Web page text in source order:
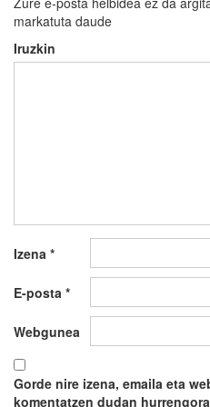
markatuta daude
Iruzkin
Izena *
E-posta *
Webgunea
Gorde nire izena, emaila eta
komentatzen dudan